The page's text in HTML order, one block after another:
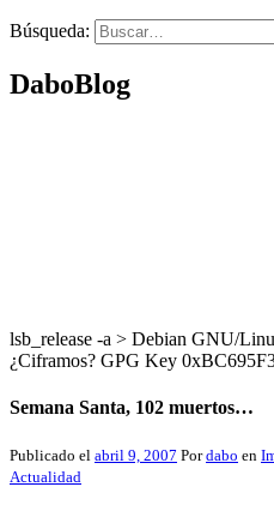
Búsqueda:
DaboBlog
lsb_release -a > Debian GNU/
¿Ciframos? GPG Key
Semana Santa, 102 muertos…
Publicado el abril 9, 2007 Pordabo en
Actualidad